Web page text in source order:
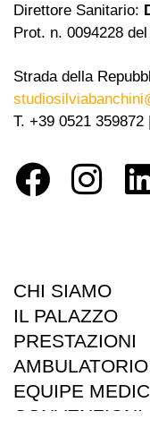
Direttore Sanitario:
Prot. n. 0094228
Strada della
T. +39 0521
CHI SIAMO
IL PALAZZO
PRESTAZIONI
EQUIPE
CONVENZIONI